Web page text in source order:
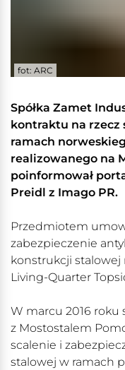
fot: ARC
Spółka Zamet
kontraktu na rzecz
ramach
realizowanego na
poinformował
Preidl z Imago PR.
Przedmiotem
zabezpieczenie
konstrukcji
Living-Quarter
W marcu 2016 roku
z Mostostalem
scalenie i
stalowej w ramach